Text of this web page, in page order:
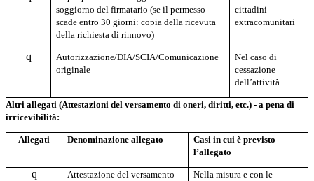
soggiorno del firmatario (se il permesso
scade entro 30 giorni: copia della ricevuta
della richiesta di rinnovo)
cittadini
extracomunitari
q Autorizzazione/DIA/SCIA/Comunicazione
originale
Nel caso di
cessazione
dell’attività
Altri allegati (Attestazioni del versamento di oneri, diritti, etc.) - a pena di
irricevibilità:
Allegati Denominazione allegato
Casi in cui è previsto
l’allegato
q
Attestazione del versamento
Nella misura e con le